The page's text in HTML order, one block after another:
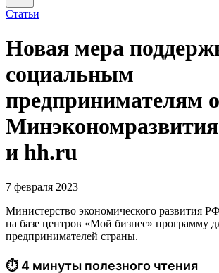
Статьи
Новая мера
социальным
предпринимателям
и hh.ru
7 февраля 2023
Министерство экономического развития
на базе центров «Мой бизнес» программу
предпринимателей страны.
⏱ 4 минуты полезного чтения